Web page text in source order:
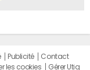
Publicité
Contact
les cookies Gérer Utiq